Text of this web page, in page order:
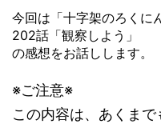
今回は「十字架のろくに
202話「観察しよう」
の感想をお話しします。
※ご注意※
この内容は、あくまで